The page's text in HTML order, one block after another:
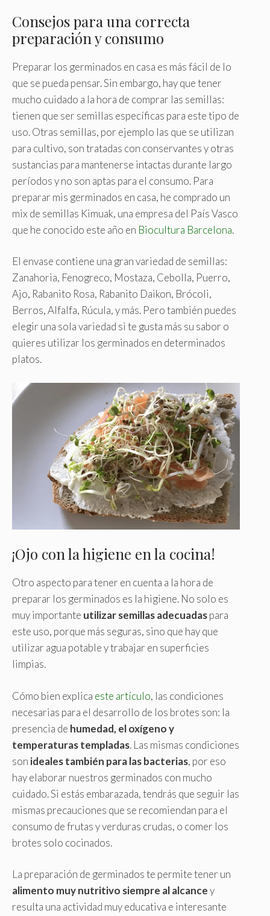
Consejos para una correcta
preparación y consumo
Preparar los germinados en casa es más fácil de lo
que se pueda pensar. Sin embargo, hay que tener
mucho cuidado a la hora de comprar las semillas:
tienen que ser semillas específicas para este tipo de
uso. Otras semillas, por ejemplo las que se utilizan
para cultivo, son tratadas con conservantes y otras
sustancias para mantenerse intactas durante largo
períodos y no son aptas para el consumo. Para
preparar mis germinados en casa, he comprado un
mix de semillas Kimuak, una empresa del País Vasco
que he conocido este año en Biocultura Barcelona.
El envase contiene una gran variedad de semillas:
Zanahoria, Fenogreco, Mostaza, Cebolla, Puerro,
Ajo, Rabanito Rosa, Rabanito Daikon, Brócoli,
Berros, Alfalfa, Rúcula, y más. Pero también puedes
elegir una sola variedad si te gusta más su sabor o
quieres utilizar los germinados en determinados
platos.
¡Ojo con la higiene en la cocina!
Otro aspecto para tener en cuenta a la hora de
preparar los germinados es la higiene. No solo es
muy importante utilizar semillas adecuadaspara
este uso, porque más seguras, sino que hay que
utilizar agua potable y trabajar en superficies
limpias.
Cómo bien explica este artículo, las condiciones
necesarias para el desarrollo de los brotes son: la
presencia de humedad, el oxígeno y
temperaturas templadas. Las mismas condiciones
son ideales también para lasbacterias, por eso
hay elaborar nuestros germinados con mucho
cuidado. Si estás embarazada, tendrás que seguir las
mismas precauciones que se recomiendan para el
consumo de frutas y verduras crudas, o comer los
brotes solo cocinados.
La preparación de germinados te permite tener un
alimento muy nutritivo siempre al alcancey
resulta una actividad muy educativa e interesante